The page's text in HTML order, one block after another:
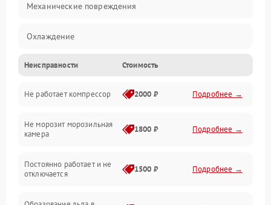
Механические повреждения
Охлаждение
Механика
Электропитание
Дренаж
Неисправности Стоимость
Не работает компрессор 2000 ₽ Подробнее →
Не морозит морозильная
камера
1800 ₽ Подробнее →
Постоянно работает и не
отключается
1500 ₽ Подробнее →